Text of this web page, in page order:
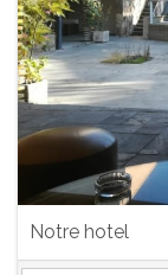
Notre hotel